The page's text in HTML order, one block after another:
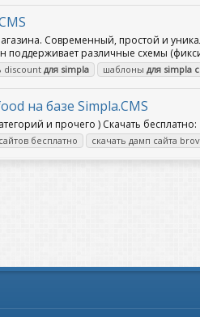
Современный, простой и
поддерживает различные схемы
discountдля simpla шаблоны для simpla
на базе Simpla.CMS
и прочего ) Скачать бесплатно:
бесплатно скачать дамп сайта